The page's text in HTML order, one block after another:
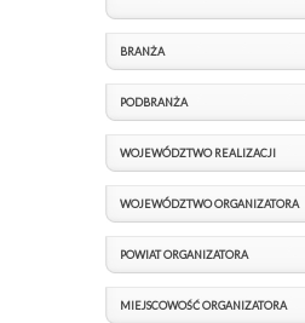
BRANŻA
PODBRANŻA
WOJEWÓDZTWO REALIZACJI
WOJEWÓDZTWO ORGANIZATORA
POWIAT ORGANIZATORA
MIEJSCOWOŚĆ ORGANIZATORA